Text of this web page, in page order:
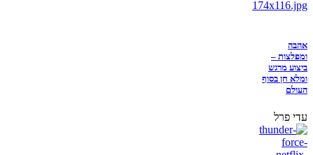
אהבה
ומפלצות –
ביצוע מרגש
ומלא חן בסוף
העולם
עדי פרל